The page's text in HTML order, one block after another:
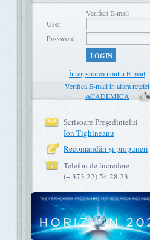
Verifică E-mail
User
Password
LOGIN
Înregistrarea noului E-mail
Verifică E-mail în afara rețelei
ACADEMICA
Scrisoare Preşedintelui
Ion Tighineanu
Recomandări şi propuneri
Telefon de încredere
(+ 373 22) 54 28 23